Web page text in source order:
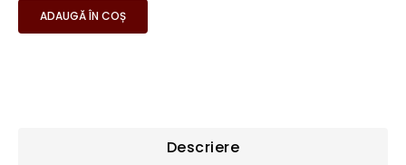
ADAUGĂ ÎN COȘ
Descriere